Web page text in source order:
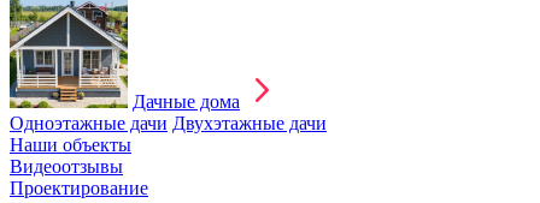
Дачные дома
Одноэтажные дачи Двухэтажные дачи
Наши объекты
Видеоотзывы
Проектирование